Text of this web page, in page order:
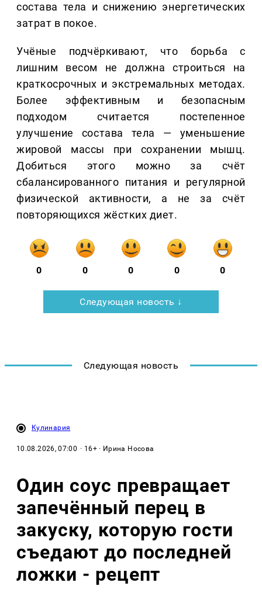
состава тела и снижению энергетических
затрат в покое.
Учёные подчёркивают, что борьба с
лишним весом не должна строиться на
краткосрочных и экстремальных методах.
Более эффективным и безопасным
подходом считается постепенное
улучшение состава тела — уменьшение
жировой массы при сохранении мышц.
Добиться этого можно за счёт
сбалансированного питания и регулярной
физической активности, а не за счёт
повторяющихся жёстких диет.
0 0 0 0 0
Следующая новость ↓
Следующая новость
Кулинария
10.08.2026, 07:00 · 16+ · Ирина Носова
Один соус превращает
запечённый перец в
закуску, которую гости
съедают до последней
ложки - рецепт